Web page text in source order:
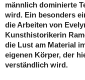
männlich dominierte
wird. Ein besonders
die Arbeiten von
Kunsthistorikerin
die Lust am Material
eigenen Körper, der
verständlich wird.